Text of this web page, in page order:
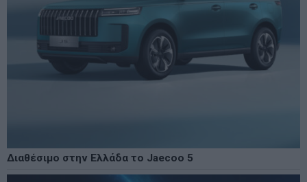
Διαθέσιμο στην Ελλάδα το Jaecoo 5